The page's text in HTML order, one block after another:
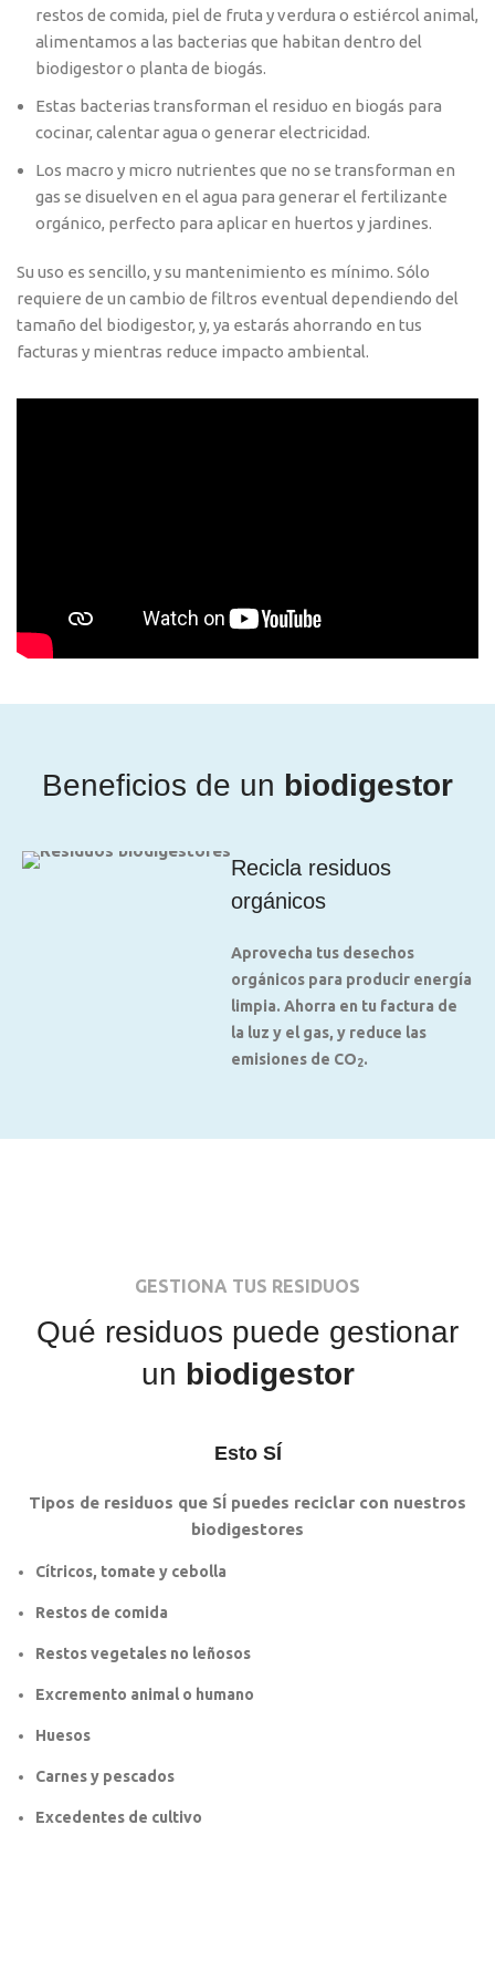
restos de comida, piel de fruta y verdura o estiércol animal,
alimentamos a las bacterias que habitan dentro del
biodigestor o planta de biogás.
Estas bacterias transforman el residuo en biogás para
cocinar, calentar agua o generar electricidad.
Los macro y micro nutrientes que no se transforman en
gas se disuelven en el agua para generar el fertilizante
orgánico, perfecto para aplicar en huertos y jardines.
Su uso es sencillo, y su mantenimiento es mínimo. Sólo
requiere de un cambio de filtros eventual dependiendo del
tamaño del biodigestor, y, ya estarás ahorrando en tus
facturas y mientras reduce impacto ambiental.
Beneficios de un biodigestor
Recicla residuos
orgánicos
Aprovecha tus desechos
orgánicos para producir energía
limpia. Ahorra en tu factura de
la luz y el gas, y reduce las
emisiones de CO2.
GESTIONA TUS RESIDUOS
Qué residuos puede gestionar
un biodigestor
Esto SÍ
Tipos de residuos que SÍ puedes reciclar con nuestros
biodigestores
Cítricos, tomate y cebolla
Restos de comida
Restos vegetales no leñosos
Excremento animal o humano
Huesos
Carnes y pescados
Excedentes de cultivo